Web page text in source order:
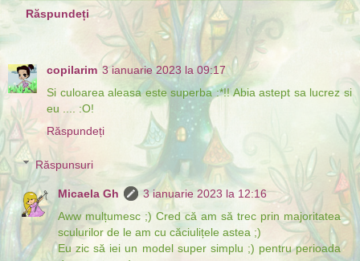
Răspundeți
copilarim 3 ianuarie 2023 la 09:17
Si culoarea aleasa este superba :*!! Abia astept sa lucrez si
eu .... :O!
Răspundeți
Răspunsuri
Micaela Gh
3 ianuarie 2023 la 12:16
Aww mulțumesc ;) Cred că am să trec prin majoritatea
sculurilor de le am cu căciulițele astea ;)
Eu zic să iei un model super simplu ;) pentru perioada